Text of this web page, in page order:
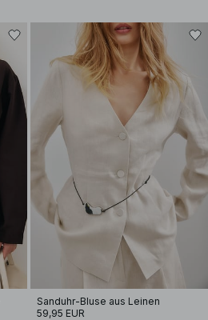
Sanduhr-Bluse aus Leinen
59,95 EUR